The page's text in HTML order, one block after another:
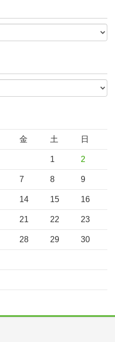
金 土 日
1 2
7 8 9
14 15 16
21 22 23
28 29 30